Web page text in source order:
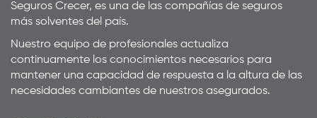
Seguros Crecer, es una de las compañías de seguros
más solventes del país.
Nuestro equipo de profesionales actualiza
continuamente los conocimientos necesarios para
mantener una capacidad de respuesta a la altura de las
necesidades cambiantes de nuestros asegurados.